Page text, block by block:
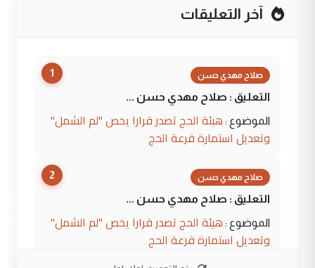
آخر التعليقات
1 صلاح مهدي حسن
التعليق : صلاح مهدي حسن ...
الموضوع : هيئة الحج تصدر قرارا يخص "لم الشمل"
وتعديل استمارة قرعة الحج
2 صلاح مهدي حسن
التعليق : صلاح مهدي حسن ...
الموضوع : هيئة الحج تصدر قرارا يخص "لم الشمل"
وتعديل استمارة قرعة الحج